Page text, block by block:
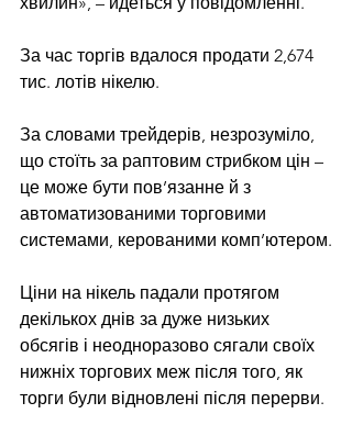
За час торгів вдалося продати 2,674
тис. лотів нікелю.
За словами трейдерів, незрозуміло,
що стоїть за раптовим стрибком цін –
це може бути пов’язанне й з
автоматизованими торговими
системами, керованими комп’ютером.
Ціни на нікель падали протягом
декількох днів за дуже низьких
обсягів і неодноразово сягали своїх
нижніх торгових меж після того, як
торги були відновлені після перерви.